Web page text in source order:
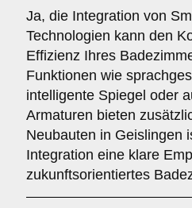
Ja, die Integration von
Technologien kann den
Effizienz Ihres
Funktionen wie
intelligente Spiegel oder
Armaturen bieten
Neubauten in Geislingen
Integration eine klare
zukunftsorientiertes